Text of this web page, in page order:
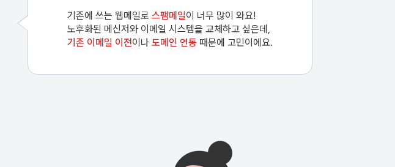
기존에 쓰는 웹메일로 스팸메일이 너무 많이 와요!
노후화된 메신저와 이메일 시스템을 교체하고 싶은데,
기존 이메일 이전이나 도메인 연동 때문에 고민이에요.